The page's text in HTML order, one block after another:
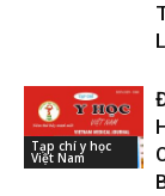
Tạp chí y học
Việt Nam